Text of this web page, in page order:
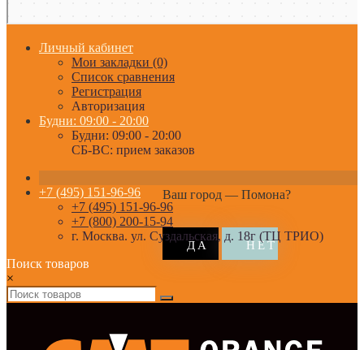
Личный кабинет
Мои закладки (0)
Список сравнения
Регистрация
Авторизация
Будни: 09:00 - 20:00
Будни: 09:00 - 20:00
СБ-ВС: прием заказов
Ваш город — Помона?
+7 (495) 151-96-96
+7 (495) 151-96-96
+7 (800) 200-15-94
г. Москва. ул. Суздальская, д. 18г (ТЦ ТРИО)
Поиск товаров
×